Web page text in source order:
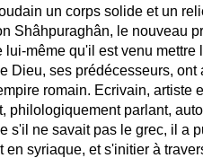
un corps solide et un
Shâhpuraghân, le nouveau
même qu'il est venu
Dieu, ses prédécesseurs,
romain. Ecrivain, artiste
philologiquement parlant,
s'il ne savait pas le grec, il a
en syriaque, et s'initier à